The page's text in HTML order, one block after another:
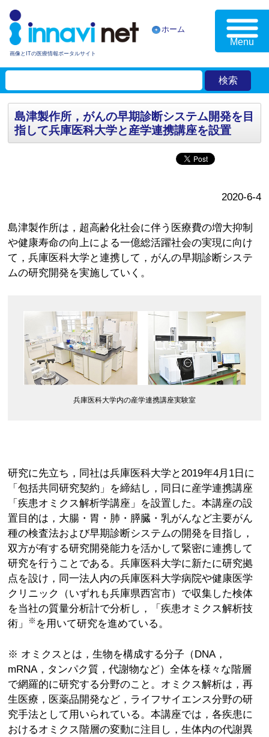
画像とITの医療情報ポータルサイト
ホーム
Menu
島津製作所，がんの早期診断システム開発を目
指して兵庫医科大学と産学連携講座を設置
2020-6-4
島津製作所は，超高齢化社会に伴う医療費の増大抑制
や健康寿命の向上による一億総活躍社会の実現に向け
て，兵庫医科大学と連携して，がんの早期診断システ
ムの研究開発を実施していく。
兵庫医科大学内の産学連携講座実験室
研究に先立ち，同社は兵庫医科大学と2019年4月1日に
「包括共同研究契約」を締結し，同日に産学連携講座
「疾患オミクス解析学講座」を設置した。本講座の設
置目的は，大腸・胃・肺・膵臓・乳がんなど主要がん
種の検査法および早期診断システムの開発を目指し，
双方が有する研究開発能力を活かして緊密に連携して
研究を行うことである。兵庫医科大学に新たに研究拠
点を設け，同一法人内の兵庫医科大学病院や健康医学
クリニック（いずれも兵庫県西宮市）で収集した検体
を当社の質量分析計で分析し，「疾患オミクス解析技
術」
※ を用いて研究を進めている。
※ オミクスとは，生物を構成する分子（DNA，
mRNA，タンパク質，代謝物など）全体を様々な階層
で網羅的に研究する分野のこと。オミクス解析は，再
生医療，医薬品開発など，ライフサイエンス分野の研
究手法として用いられている。本講座では，各疾患に
おけるオミクス階層の変動に注目し，生体内の代謝異